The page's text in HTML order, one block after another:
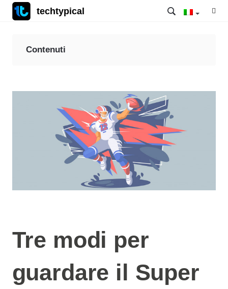
techtypical
Tre modi per
guardare il Super
Contenuti